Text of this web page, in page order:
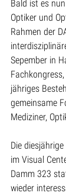
Bald ist es
Optiker und
Rahmen der
Sepember in
jähriges
gemeinsame
Mediziner,
Die
im Visual
Damm 323
wieder